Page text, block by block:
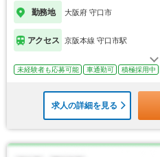
勤務地 大阪府 守口市
アクセス 京阪本線 守口市駅
未経験者も応募可能 車通勤可 積極採用中
求人の詳細を見る